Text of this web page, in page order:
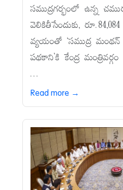
సముద్రగర్భంలో ఉన్న
వెలికితీసేందుకు,
వ్యయంతో ‘సముద్ర
పథకాని’కి కేంద్ర
...
Read more →